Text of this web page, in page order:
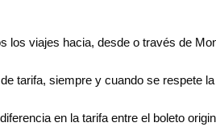
los viajes hacia, desde o través de
tarifa, siempre y cuando se respete
en la tarifa entre el boleto